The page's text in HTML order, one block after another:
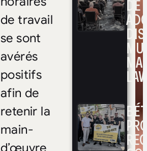
DE
de travail
se sont
avérés
positifs
afin de
retenir la
main-